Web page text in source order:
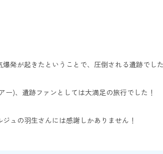
発が起きたということで、圧倒される遺跡でした
)、遺跡ファンとしては大満足の旅行でした！
ュの羽生さんには感謝しかありません！